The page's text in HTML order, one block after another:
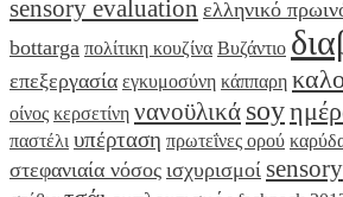
sensory evaluation ελληνικό
bottarga πολίτικη κουζίνα Βυζάντιο
επεξεργασία εγκυμοσύνη κάππαρη
οίνος κερσετίνη νανοϋλικά soy
παστέλι υπέρταση πρωτεΐνες ορού
στεφανιαία νόσος ισχυρισμοί sensory